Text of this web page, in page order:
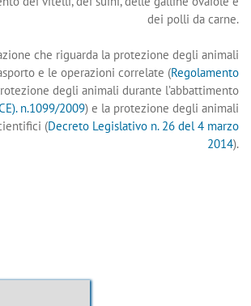
dei polli da carne.
che riguarda la protezione degli animali
e le operazioni correlate (Regolamento
degli animali durante l’abbattimento
n.1099/2009) e la protezione degli animali
(Decreto Legislativo n. 26 del 4 marzo
2014).